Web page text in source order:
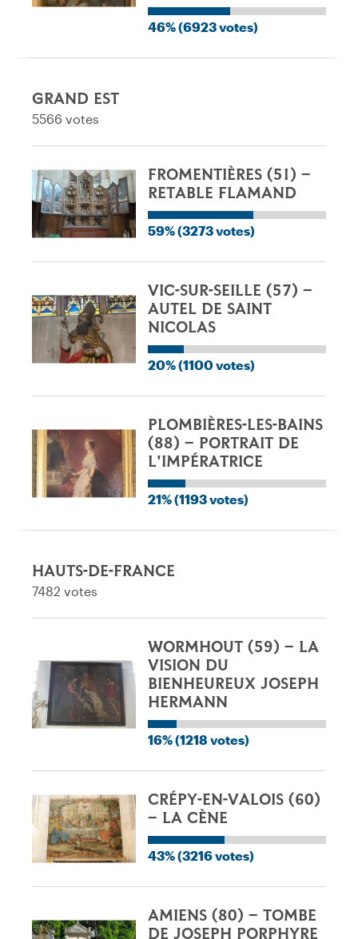
46% (6923 votes)
GRAND EST
5566 votes
FROMENTIÈRES (51) –
RETABLE FLAMAND
59% (3273 votes)
VIC-SUR-SEILLE (57) –
AUTEL DE SAINT
NICOLAS
20% (1100 votes)
PLOMBIÈRES-LES-BAINS
(88) – PORTRAIT DE
L'IMPÉRATRICE
21% (1193 votes)
HAUTS-DE-FRANCE
7482 votes
WORMHOUT (59) – LA
VISION DU
BIENHEUREUX JOSEPH
HERMANN
16% (1218 votes)
CRÉPY-EN-VALOIS (60)
– LA CÈNE
43% (3216 votes)
AMIENS (80) – TOMBE
DE JOSEPH PORPHYRE